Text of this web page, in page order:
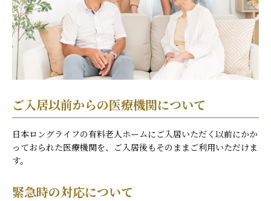
ご入居以前からの医療機関について
日本ロングライフの有料老人ホームにご入居いただく以前にかか
っておられた医療機関を、ご入居後もそのままご利用いただけま
す。
緊急時の対応について